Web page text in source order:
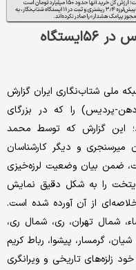
ثبت زمین‌لرزه رودهن پردیس در ۵۶ایستگاه
ملی شتاب‌نگاری ایران گزارش
(رودهن-پردیس) را که در بزرگای
این گزارش که توسط محمد
میرسنجری و دیگر کارشناسان
ضمن بیان وضعیت لرزه‌خیزی
را به شکل دقیق نمایش
از آن آورده شده است.
شمال تهران، ری، شمال ری،
گرمسار، پیشوا، رباط کریم
زلزه‌های تاریخی و ویرانگری